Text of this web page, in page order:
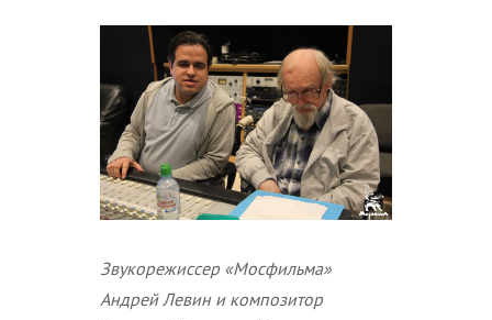
Звукорежиссер «Мосфильма»
Андрей Левин и композитор